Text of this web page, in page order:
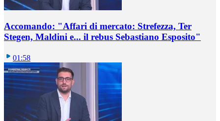
Accomando: "Affari di mercato: Strefezza, Ter
Stegen, Maldini e... il rebus Sebastiano Esposito"
01:58